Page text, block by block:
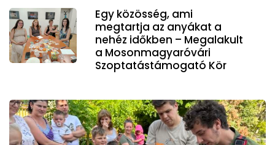
Egy közösség, ami
megtartja az anyákat a
nehéz időkben – Megalakult
a Mosonmagyaróvári
Szoptatástámogató Kör